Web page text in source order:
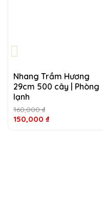
Nhang Trầm Hương
29cm 500 cây | Phòng
lạnh
160,000₫
150,000 ₫